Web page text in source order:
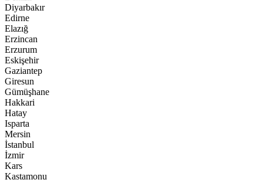
Diyarbakır
Edirne
Elazığ
Erzincan
Erzurum
Eskişehir
Gaziantep
Giresun
Gümüşhane
Hakkari
Hatay
Isparta
Mersin
İstanbul
İzmir
Kars
Kastamonu